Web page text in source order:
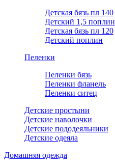
Детская бязь пл 140
Детский 1,5 поплин
Детская бязь пл 120
Детский поплин
Пеленки
Пеленки бязь
Пеленки фланель
Пеленки ситец
Детские простыни
Детские наволочки
Детские пододеяльники
Детские одеяла
Домашняя одежда